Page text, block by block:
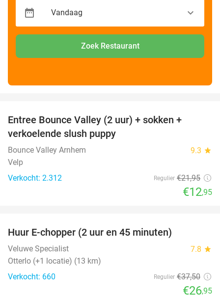
Zoek Restaurant
Entree Bounce Valley (2 uur) + sokken +
verkoelende slush puppy
Bounce Valley Arnhem 9.3 star
Velp
Verkocht: 2.312
Regulier €21,95
€12,95
Huur E-chopper (2 uur en 45 minuten)
Veluwe Specialist 7.8 star
Otterlo (+1 locatie) (13 km)
Verkocht: 660
Regulier €37,50
€26,95